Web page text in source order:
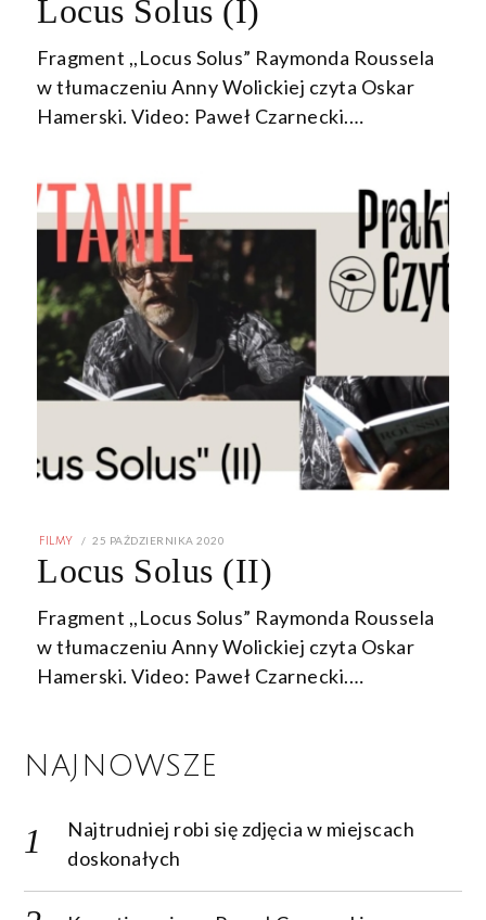
Locus Solus (I)
Fragment ,,Locus Solus” Raymonda Roussela
w tłumaczeniu Anny Wolickiej czyta Oskar
Hamerski. Video: Paweł Czarnecki.…
FILMY
POSTED
25 PAŹDZIERNIKA 2020
Locus Solus (II)
Fragment ,,Locus Solus” Raymonda Roussela
w tłumaczeniu Anny Wolickiej czyta Oskar
Hamerski. Video: Paweł Czarnecki.…
NAJNOWSZE
Najtrudniej robi się zdjęcia w miejscach
doskonałych